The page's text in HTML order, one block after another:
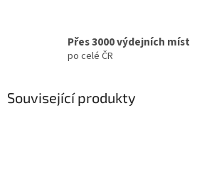
Přes 3000 výdejních míst
po celé ČR
Související produkty